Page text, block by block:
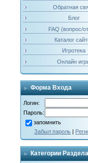
Обратная
Блог
FAQ (вопрос/
Каталог
Игротека
Онлайн
Форма Входа
Логин:
Пароль:
запомнить
Забыл пароль |
Категории Раздела